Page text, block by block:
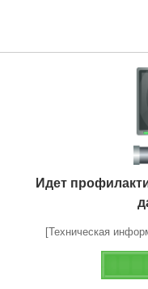
Идет
[Техническая